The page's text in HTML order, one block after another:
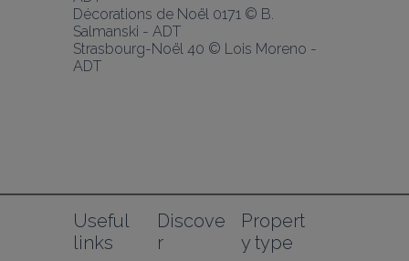
Décorations de Noël 0171 © B.
Salmanski - ADT
Strasbourg-Noël 40 © Lois Moreno -
ADT
Useful
links
Discove
r
Propert
y type